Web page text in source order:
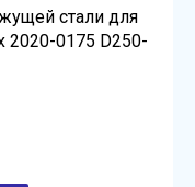
стали для
2020-0175 D250-